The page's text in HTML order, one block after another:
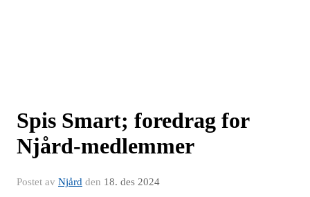
Spis Smart; foredrag for
Njård-medlemmer
Postet av Njård den 18. des 2024